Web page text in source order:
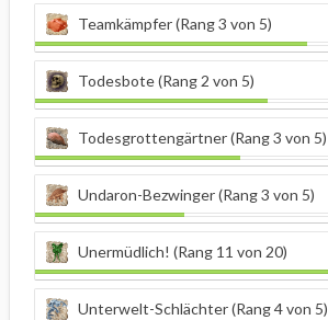
Teamkämpfer (Rang 3 von 5)
Todesbote (Rang 2 von 5)
Todesgrottengärtner (Rang 3 von 5)
Undaron-Bezwinger (Rang 3 von 5)
Unermüdlich! (Rang 11 von 20)
Unterwelt-Schlächter (Rang 4 von 5)